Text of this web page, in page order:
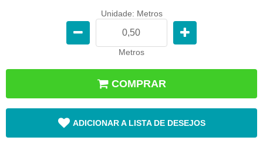
Unidade: Metros
Metros
COMPRAR
ADICIONAR A LISTA DE DESEJOS